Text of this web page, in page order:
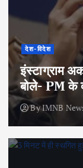
देश-विदेश
इंस्टाग्राम
बोले- PM के
ByIMNB